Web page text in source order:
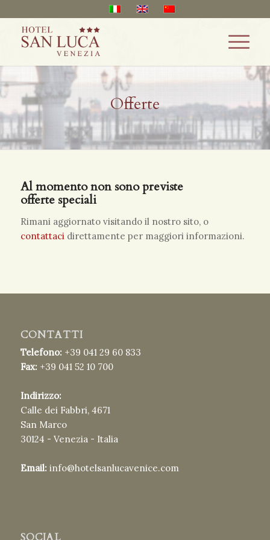
Offerte
Al momento non sono previste
offerte speciali
Rimani aggiornato visitando il nostro sito, o
contattaci direttamente per maggiori informazioni.
CONTATTI
Telefono: +39 041 29 60 833
Fax: +39 041 52 10 700
Indirizzo:
Calle dei Fabbri, 4671
San Marco
30124 - Venezia - Italia
Email: info@hotelsanlucavenice.com
SOCIAL